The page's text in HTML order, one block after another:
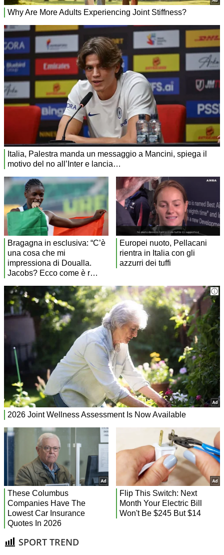
SPORT TREND